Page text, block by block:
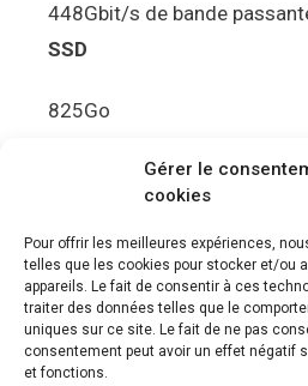
Gérer le
cookies
Pour offrir les meilleures expériences,
telles que les cookies pour stocker et/ou
appareils. Le fait de consentir à ces
traiter des données telles que le
uniques sur ce site. Le fait de ne pas
consentement peut avoir un effet négatif
et fonctions.
448Gbit/s de bande
SSD
825Go
5.5Gbit/s de bande
Disque de jeu PS5
Ultra HD Blu-ray™, jusqu’à
Sortie vidéo
Compatibilité avec les
8K, VRR (spécification HDMI